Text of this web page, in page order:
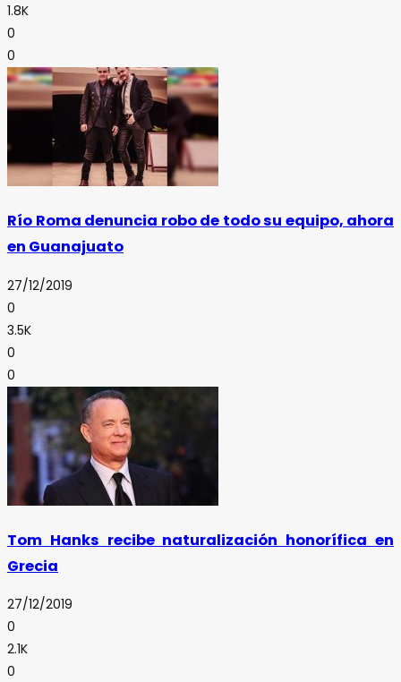
1.8K
0
0
Río Roma denuncia robo de todo su equipo, ahora
en Guanajuato
27/12/2019
0
3.5K
0
0
Tom Hanks recibe naturalización honorífica en
Grecia
27/12/2019
0
2.1K
0